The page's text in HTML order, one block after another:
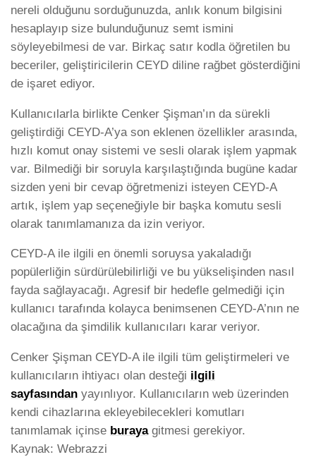
nereli olduğunu sorduğunuzda, anlık konum bilgisini
hesaplayıp size bulunduğunuz semt ismini
söyleyebilmesi de var. Birkaç satır kodla öğretilen bu
beceriler, geliştiricilerin CEYD diline rağbet gösterdiğini
de işaret ediyor.
Kullanıcılarla birlikte Cenker Şişman’ın da sürekli
geliştirdiği CEYD-A’ya son eklenen özellikler arasında,
hızlı komut onay sistemi ve sesli olarak işlem yapmak
var. Bilmediği bir soruyla karşılaştığında bugüne kadar
sizden yeni bir cevap öğretmenizi isteyen CEYD-A
artık, işlem yap seçeneğiyle bir başka komutu sesli
olarak tanımlamanıza da izin veriyor.
CEYD-A ile ilgili en önemli soruysa yakaladığı
popülerliğin sürdürülebilirliği ve bu yükselişinden nasıl
fayda sağlayacağı. Agresif bir hedefle gelmediği için
kullanıcı tarafında kolayca benimsenen CEYD-A’nın ne
olacağına da şimdilik kullanıcıları karar veriyor.
Cenker Şişman CEYD-A ile ilgili tüm geliştirmeleri ve
kullanıcıların ihtiyacı olan desteği ilgili
sayfasından yayınlıyor. Kullanıcıların web üzerinden
kendi cihazlarına ekleyebilecekleri komutları
tanımlamak içinse burayagitmesi gerekiyor.
Kaynak: Webrazzi